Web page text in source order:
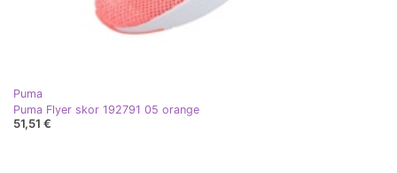
Puma
Puma Flyer skor 192791 05 orange
51,51 €